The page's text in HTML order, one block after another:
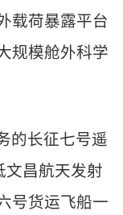
载荷暴露平台
规模舱外科学
的长征七号遥
文昌航天发射
号货运飞船一